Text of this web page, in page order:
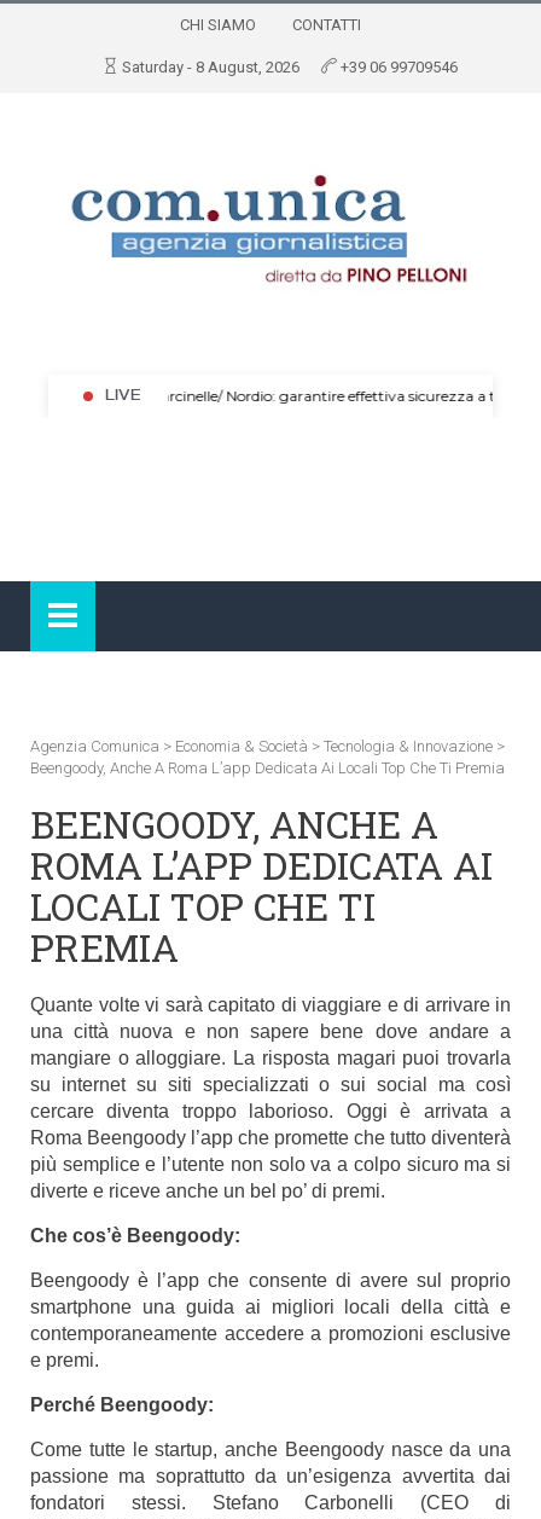
CHI SIAMO CONTATTI
Saturday - 8 August, 2026 +39 06 99709546
Agenzia Comunica > Economia & Società > Tecnologia & Innovazione >
Beengoody, Anche A Roma L’app Dedicata Ai Locali Top Che Ti Premia
BEENGOODY, ANCHE A
ROMA L’APP DEDICATA AI
LOCALI TOP CHE TI
PREMIA
Quante volte vi sarà capitato di viaggiare e di arrivare in
una città nuova e non sapere bene dove andare a
mangiare o alloggiare. La risposta magari puoi trovarla
su internet su siti specializzati o sui social ma così
cercare diventa troppo laborioso. Oggi è arrivata a
Roma Beengoody l’app che promette che tutto diventerà
più semplice e l’utente non solo va a colpo sicuro ma si
diverte e riceve anche un bel po’ di premi.
Che cos’è Beengoody:
Beengoody è l’app che consente di avere sul proprio
smartphone una guida ai migliori locali della città e
contemporaneamente accedere a promozioni esclusive
e premi.
Perché Beengoody:
Come tutte le startup, anche Beengoody nasce da una
passione ma soprattutto da un’esigenza avvertita dai
fondatori stessi. Stefano Carbonelli (CEO di